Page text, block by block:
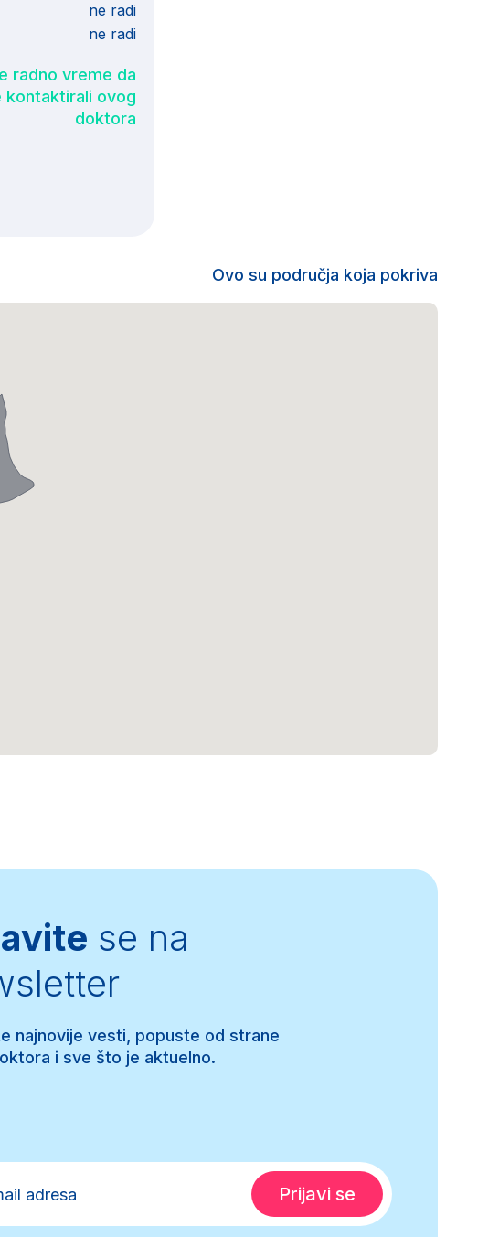
ne radi
ne radi
radno vreme da
kontaktirali ovog
doktora
Ovo su područja koja pokriva
se na
najnovije vesti, popuste od strane
i sve što je aktuelno.